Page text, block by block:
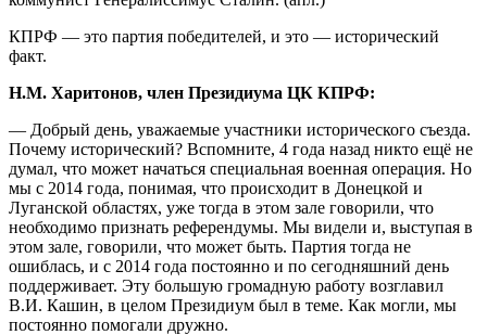
КПРФ — это партия победителей, и это — исторический
факт.
Н.М. Харитонов, член Президиума ЦК КПРФ:
— Добрый день, уважаемые участники исторического съезда.
Почему исторический? Вспомните, 4 года назад никто ещё не
думал, что может начаться специальная военная операция. Но
мы с 2014 года, понимая, что происходит в Донецкой и
Луганской областях, уже тогда в этом зале говорили, что
необходимо признать референдумы. Мы видели и, выступая в
этом зале, говорили, что может быть. Партия тогда не
ошиблась, и с 2014 года постоянно и по сегодняшний день
поддерживает. Эту большую громадную работу возглавил
В.И. Кашин, в целом Президиум был в теме. Как могли, мы
постоянно помогали дружно.